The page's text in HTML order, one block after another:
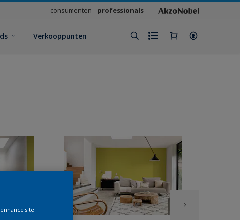
consumenten professionals
Verkooppunten
site